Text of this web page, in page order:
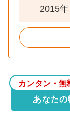
2015年
カンタン・無
あなたの